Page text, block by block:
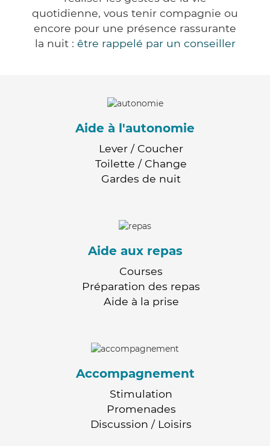
quotidienne, vous tenir compagnie ou
encore pour une présence rassurante
la nuit : être rappelé par un conseiller
Aide à l'autonomie
Lever / Coucher
Toilette / Change
Gardes de nuit
Aide aux repas
Courses
Préparation des repas
Aide à la prise
Accompagnement
Stimulation
Promenades
Discussion / Loisirs